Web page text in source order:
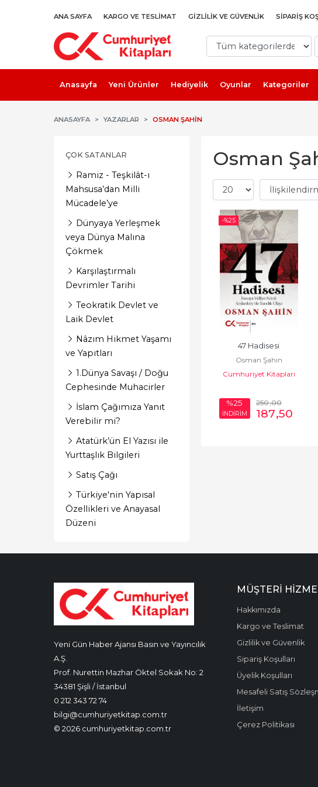
ANA SAYFA KARGO VE TESLIMAT GIZLILIK VE GÜVENLIK SIPARIŞ
Anasayfa Yeni Ürünler Hediyelik Oyunlar Kategoriler
ANASAYFA YAZARLAR OSMAN ŞAHIN
ÇOK SATANLAR
Ramiz - Teşkilât-ı
Mahsusa’dan Milli
Mücadele’ye
Dünyaya Yerleşmek
veya Dünya Malına
Çökmek
Karşılaştırmalı
Devrimler Tarihi
Teokratik Devlet ve
Laik Devlet
Nâzım Hikmet Yaşamı
ve Yapıtları
1.Dünya Savaşı / Doğu
Cephesinde Muhacirler
İslam Çağımıza Yanıt
Verebilir mi?
Atatürk’ün El Yazısı ile
Yurttaşlık Bilgileri
Satış Çağı
Türkiye'nin Yapısal
Özellikleri ve Anayasal
Düzeni
Osman
-%25
47 Hadisesi
Osman Şahin
Cumhuriyet Kitapları
%25
İNDİRİM
250,00
187,50
Yeni Gün Haber Ajansı Basın ve Yayıncılık
A.Ş.
Prof. Nurettin Mazhar Öktel Sokak No: 2
34381 Şişli / İstanbul
0 212 343 72 74
bilgi@cumhuriyetkitap.com.tr
© 2026 cumhuriyetkitap.com.tr
MÜŞTERI
Hakkımızda
Kargo ve Teslimat
Gizlilik ve Güvenlik
Sipariş Koşulları
Üyelik Koşulları
Mesafeli Satış
İletişim
Çerez Politikası